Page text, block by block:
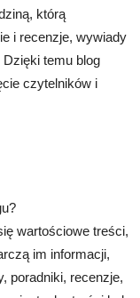
którą
i recenzje, wywiady
temu blog
czytelników i
wartościowe treści,
im informacji,
poradniki, recenzje,